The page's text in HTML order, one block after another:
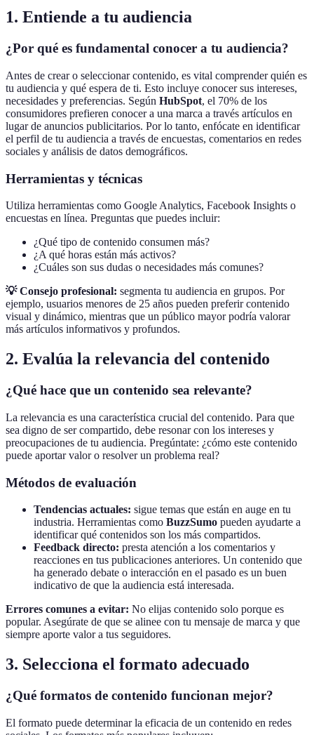
1. Entiende a tu audiencia
¿Por qué es fundamental conocer a tu audiencia?
Antes de crear o seleccionar contenido, es vital comprender quién es
tu audiencia y qué espera de ti. Esto incluye conocer sus intereses,
necesidades y preferencias. Según HubSpot, el 70% de los
consumidores prefieren conocer a una marca a través artículos en
lugar de anuncios publicitarios. Por lo tanto, enfócate en identificar
el perfil de tu audiencia a través de encuestas, comentarios en redes
sociales y análisis de datos demográficos.
Herramientas y técnicas
Utiliza herramientas como Google Analytics, Facebook Insights o
encuestas en línea. Preguntas que puedes incluir:
¿Qué tipo de contenido consumen más?
¿A qué horas están más activos?
¿Cuáles son sus dudas o necesidades más comunes?
💡 Consejo profesional: segmenta tu audiencia en grupos. Por
ejemplo, usuarios menores de 25 años pueden preferir contenido
visual y dinámico, mientras que un público mayor podría valorar
más artículos informativos y profundos.
2. Evalúa la relevancia del contenido
¿Qué hace que un contenido sea relevante?
La relevancia es una característica crucial del contenido. Para que
sea digno de ser compartido, debe resonar con los intereses y
preocupaciones de tu audiencia. Pregúntate: ¿cómo este contenido
puede aportar valor o resolver un problema real?
Métodos de evaluación
Tendencias actuales: sigue temas que están en auge en tu
industria. Herramientas como BuzzSumo pueden ayudarte a
identificar qué contenidos son los más compartidos.
Feedback directo: presta atención a los comentarios y
reacciones en tus publicaciones anteriores. Un contenido que
ha generado debate o interacción en el pasado es un buen
indicativo de que la audiencia está interesada.
Errores comunes a evitar: No elijas contenido solo porque es
popular. Asegúrate de que se alinee con tu mensaje de marca y que
siempre aporte valor a tus seguidores.
3. Selecciona el formato adecuado
¿Qué formatos de contenido funcionan mejor?
El formato puede determinar la eficacia de un contenido en redes